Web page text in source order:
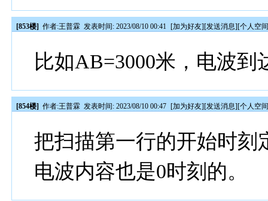
[853楼] 作者:王普霖 发表时间: 2023/08/10 00:41 [加为好友][发送消息][个人空
比如AB=3000米，电波
[854楼] 作者:王普霖 发表时间: 2023/08/10 00:47 [加为好友][发送消息][个人空
把扫描第一行的开始时刻
电波内容也是0时刻的。